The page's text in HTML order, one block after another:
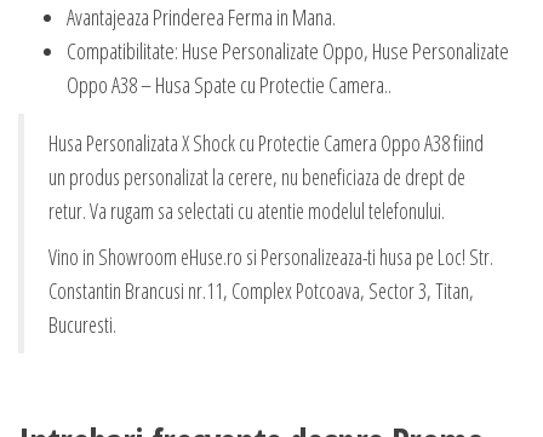
Avantajeaza Prinderea Ferma in Mana.
Compatibilitate: Huse Personalizate Oppo, Huse Personalizate
Oppo A38 – Husa Spate cu Protectie Camera..
Husa Personalizata X Shock cu Protectie Camera Oppo A38 fiind
un produs personalizat la cerere, nu beneficiaza de drept de
retur. Va rugam sa selectati cu atentie modelul telefonului.
Vino in Showroom eHuse.ro si Personalizeaza-ti husa pe Loc! Str.
Constantin Brancusi nr.11, Complex Potcoava, Sector 3, Titan,
Bucuresti.